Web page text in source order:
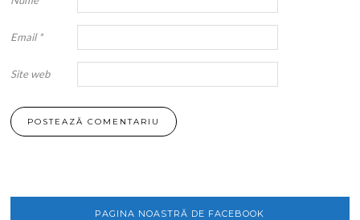
Email*
Site web
PAGINA NOASTRĂ DE FACEBOOK